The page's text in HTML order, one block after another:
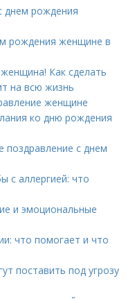
днем рождения
рождения женщине в
Как сделать
на всю жизнь
женщине
ко дню рождения
поздравление с днем
с аллергией: что
и эмоциональные
что помогает и что
поставить под угрозу